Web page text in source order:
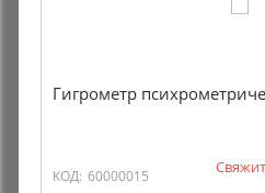
Гигрометр
КОД: 60000015